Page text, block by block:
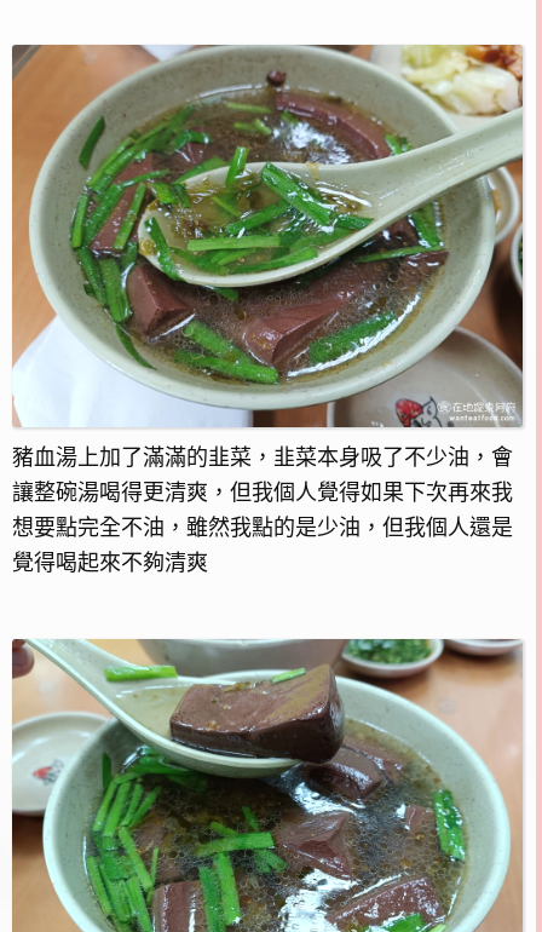
豬血湯上加了滿滿的韭菜，韭菜本身吸了不少油，會
讓整碗湯喝得更清爽，但我個人覺得如果下次再來我
想要點完全不油，雖然我點的是少油，但我個人還是
覺得喝起來不夠清爽